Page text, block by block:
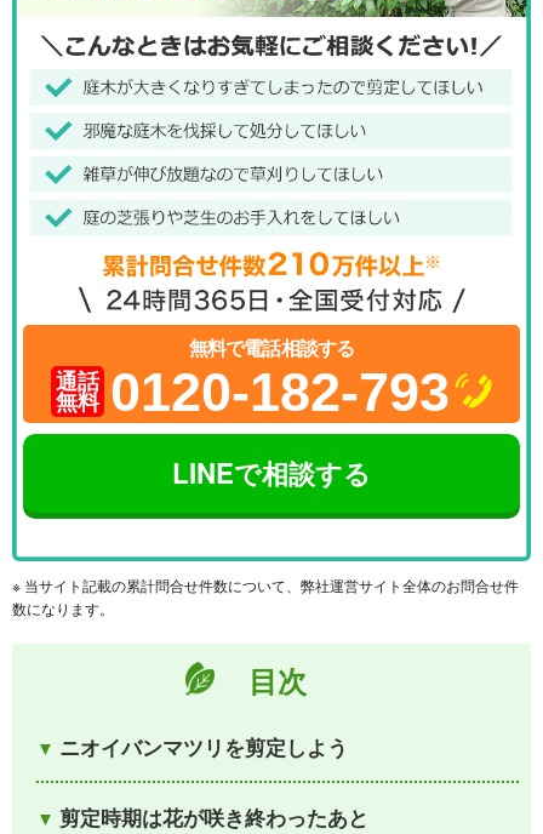
無料で電話相談する
通話
無料 0120-182-793
LINEで相談する
※ 当サイト記載の累計問合せ件数について、弊社運営サイト全体のお問合せ件
数になります。
目次
ニオイバンマツリを剪定しよう
剪定時期は花が咲き終わったあと